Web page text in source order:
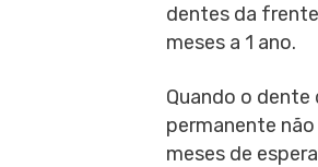
dentes da
meses a 1 ano.
Quando o dente
permanente
meses de